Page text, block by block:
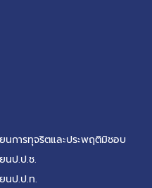
นการทุจริตและประพฤติมิชอบ
นป.ป.ช.
นป.ป.ท.